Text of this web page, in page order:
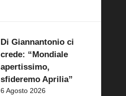
Di Giannantonio ci
crede: “Mondiale
apertissimo,
sfideremo Aprilia”
6 Agosto 2026